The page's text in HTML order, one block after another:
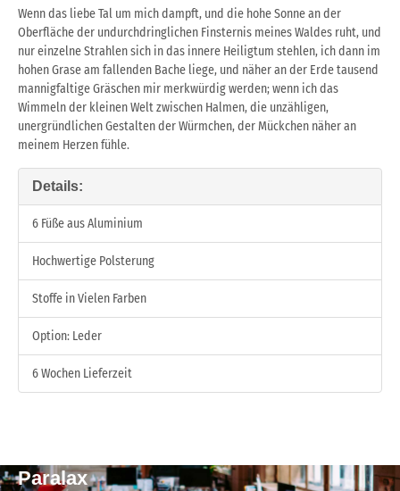
Wenn das liebe Tal um mich dampft, und die hohe Sonne an der
Oberfläche der undurchdringlichen Finsternis meines Waldes ruht, und
nur einzelne Strahlen sich in das innere Heiligtum stehlen, ich dann im
hohen Grase am fallenden Bache liege, und näher an der Erde tausend
mannigfaltige Gräschen mir merkwürdig werden; wenn ich das
Wimmeln der kleinen Welt zwischen Halmen, die unzähligen,
unergründlichen Gestalten der Würmchen, der Mückchen näher an
meinem Herzen fühle.
Details:
6 Füße aus Aluminium
Hochwertige Polsterung
Stoffe in Vielen Farben
Option: Leder
6 Wochen Lieferzeit
Paralax